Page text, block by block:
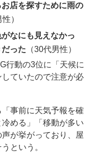
店を探すために雨の
）
なにも見えなかっ
った （30代男性）
行動の3位に「天候に
ていたので注意が必
事前に天気予報を確
める」「移動が多い
が挙がっており、屋
という。